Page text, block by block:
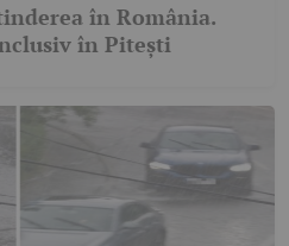
în România.
în Pitești